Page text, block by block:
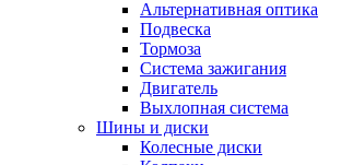
Альтернативная оптика
Подвеска
Тормоза
Система зажигания
Двигатель
Выхлопная система
Шины и диски
Колесные диски